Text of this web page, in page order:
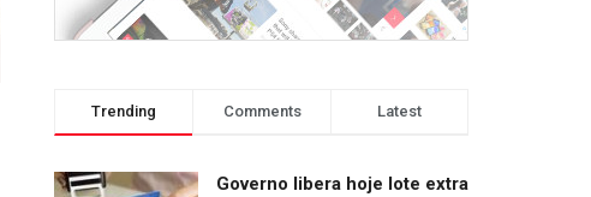
Trending Comments Latest
Governo libera hoje lote extra